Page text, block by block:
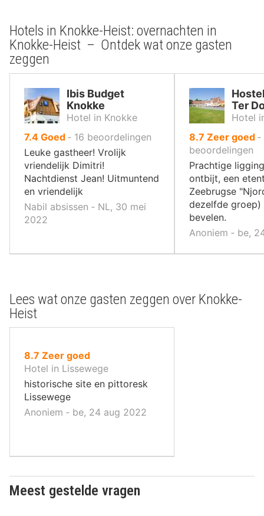
Hotels in Knokke-Heist: overnachten in
Knokke-Heist – Ontdek wat onze gasten
zeggen
Ibis Budget
Knokke
Hotel in Knokke
7.4uit
10
,
Goed ‐ 16 beoordelingen
Leuke gastheer! Vrolijk
vriendelijk Dimitri!
Nachtdienst Jean! Uitmuntend
en vriendelijk
Nabil absissen ‐ NL, 30 mei
2022
Ter
Hotel
8.7 uit
10
,
Zeer goed ‐
beoordelingen
Prachtige
ontbijt, een
Zeebrugse
dezelfde groep)
bevelen.
Anoniem ‐ be,
Lees wat onze gasten zeggen over Knokke-
Heist
8.7 uit
10
,
Zeer goed
Hotel in Lissewege
historische site en pittoresk
Lissewege
Anoniem ‐ be, 24 aug 2022
Meest gestelde vragen